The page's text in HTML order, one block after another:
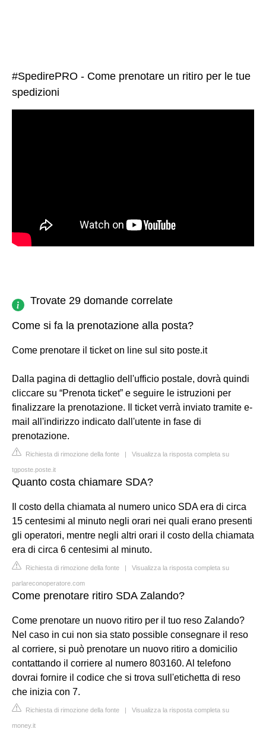
#SpedirePRO - Come prenotare un ritiro per le tue
spedizioni
Trovate 29 domande correlate
Come si fa la prenotazione alla posta?
Come prenotare il ticket on line sul sito poste.it
Dalla pagina di dettaglio dell'ufficio postale, dovrà quindi
cliccare su “Prenota ticket” e seguire le istruzioni per
finalizzare la prenotazione. Il ticket verrà inviato tramite e-
mail all'indirizzo indicato dall'utente in fase di
prenotazione.
Richiesta di rimozione della fonte | Visualizza la risposta completa su
tgposte.poste.it
Quanto costa chiamare SDA?
Il costo della chiamata al numero unico SDA era di circa
15 centesimi al minuto negli orari nei quali erano presenti
gli operatori, mentre negli altri orari il costo della chiamata
era di circa 6 centesimi al minuto.
Richiesta di rimozione della fonte | Visualizza la risposta completa su
parlareconoperatore.com
Come prenotare ritiro SDA Zalando?
Come prenotare un nuovo ritiro per il tuo reso Zalando?
Nel caso in cui non sia stato possible consegnare il reso
al corriere, si può prenotare un nuovo ritiro a domicilio
contattando il corriere al numero 803160. Al telefono
dovrai fornire il codice che si trova sull'etichetta di reso
che inizia con 7.
Richiesta di rimozione della fonte | Visualizza la risposta completa su
money.it